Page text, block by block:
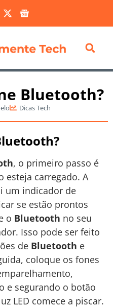
Bluetooth?
Dicas Tech
, o primeiro passo é
esteja carregado. A
um indicador de
se estão prontos
o Bluetooth no seu
Isso pode ser feito
de Bluetooth e
coloque os fones
e segurando o botão
LED comece a piscar.